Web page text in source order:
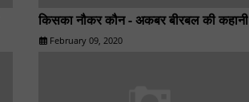
किसका नौकर कौन - अकबर बीरबल की कहानी
February 09, 2020